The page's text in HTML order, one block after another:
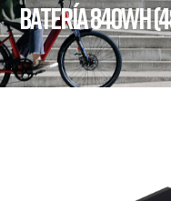
BATERÍA 840WH